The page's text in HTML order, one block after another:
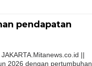
pendapatan
||
2026 dengan pertumbuhan